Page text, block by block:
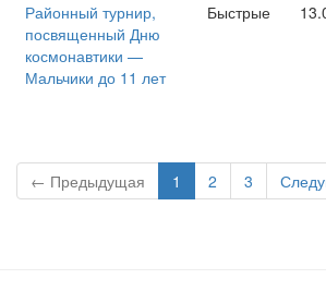
Районный турнир,
посвященный Дню
космонавтики —
Мальчики до 11 лет
Быстрые
← Предыдущая 1 2 3